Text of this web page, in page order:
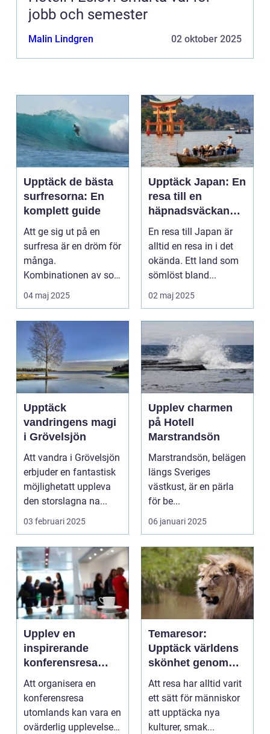
jobb och semester
Malin Lindgren 02 oktober 2025
Upptäck de bästa
surfresorna: En
komplett guide
Att ge sig ut på en
surfresa är en dröm för
många.
Kombinationen av sol,
...
04 maj 2025
Upptäck Japan: En
resa till en
häpnadsväckande
kultur och natur
En resa till Japan är
alltid en resa in i det
okända. Ett land som
sömlöst bland...
02 maj 2025
Upptäck
vandringens magi
i Grövelsjön
Att vandra i Grövelsjön
erbjuder en fantastisk
möjlighetatt uppleva
den storslagna na...
03 februari 2025
Upplev charmen
på Hotell
Marstrandsön
Marstrandsön, belägen
längs Sveriges
västkust, är en pärla
för be...
06 januari 2025
Upplev en
inspirerande
konferensresa
utomlands
Att organisera en
konferensresa
utomlands kan vara en
ovärderlig upplevelse
Temaresor:
Upptäck världens
skönhet genom
specialiserade
resor
Att resa har alltid varit
ett sätt för människor
att upptäcka nya
kulturer, smak...